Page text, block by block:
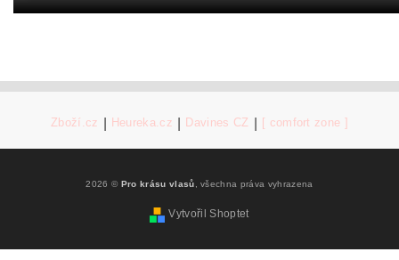
Zboží.cz Heureka.cz Davines CZ [ comfort zone ]
2026 © Pro krásu vlasů, všechna práva vyhrazena
Vytvořil Shoptet